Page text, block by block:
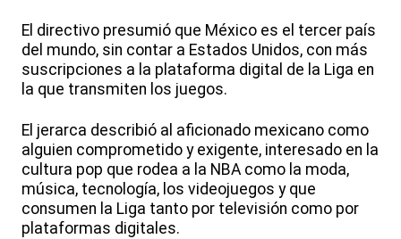
El directivo presumió que México es el tercer país
del mundo, sin contar a Estados Unidos, con más
suscripciones a la plataforma digital de la Liga en
la que transmiten los juegos.
El jerarca describió al aficionado mexicano como
alguien comprometido y exigente, interesado en la
cultura pop que rodea a la NBA como la moda,
música, tecnología, los videojuegos y que
consumen la Liga tanto por televisión como por
plataformas digitales.